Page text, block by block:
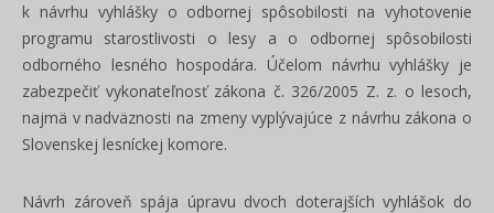
k návrhu vyhlášky o odbornej spôsobilosti na vyhotovenie
programu starostlivosti o lesy a o odbornej spôsobilosti
odborného lesného hospodára. Účelom návrhu vyhlášky je
zabezpečiť vykonateľnosť zákona č. 326/2005 Z. z. o lesoch,
najmä v nadväznosti na zmeny vyplývajúce z návrhu zákona o
Slovenskej lesníckej komore.
Návrh zároveň spája úpravu dvoch doterajších vyhlášok do